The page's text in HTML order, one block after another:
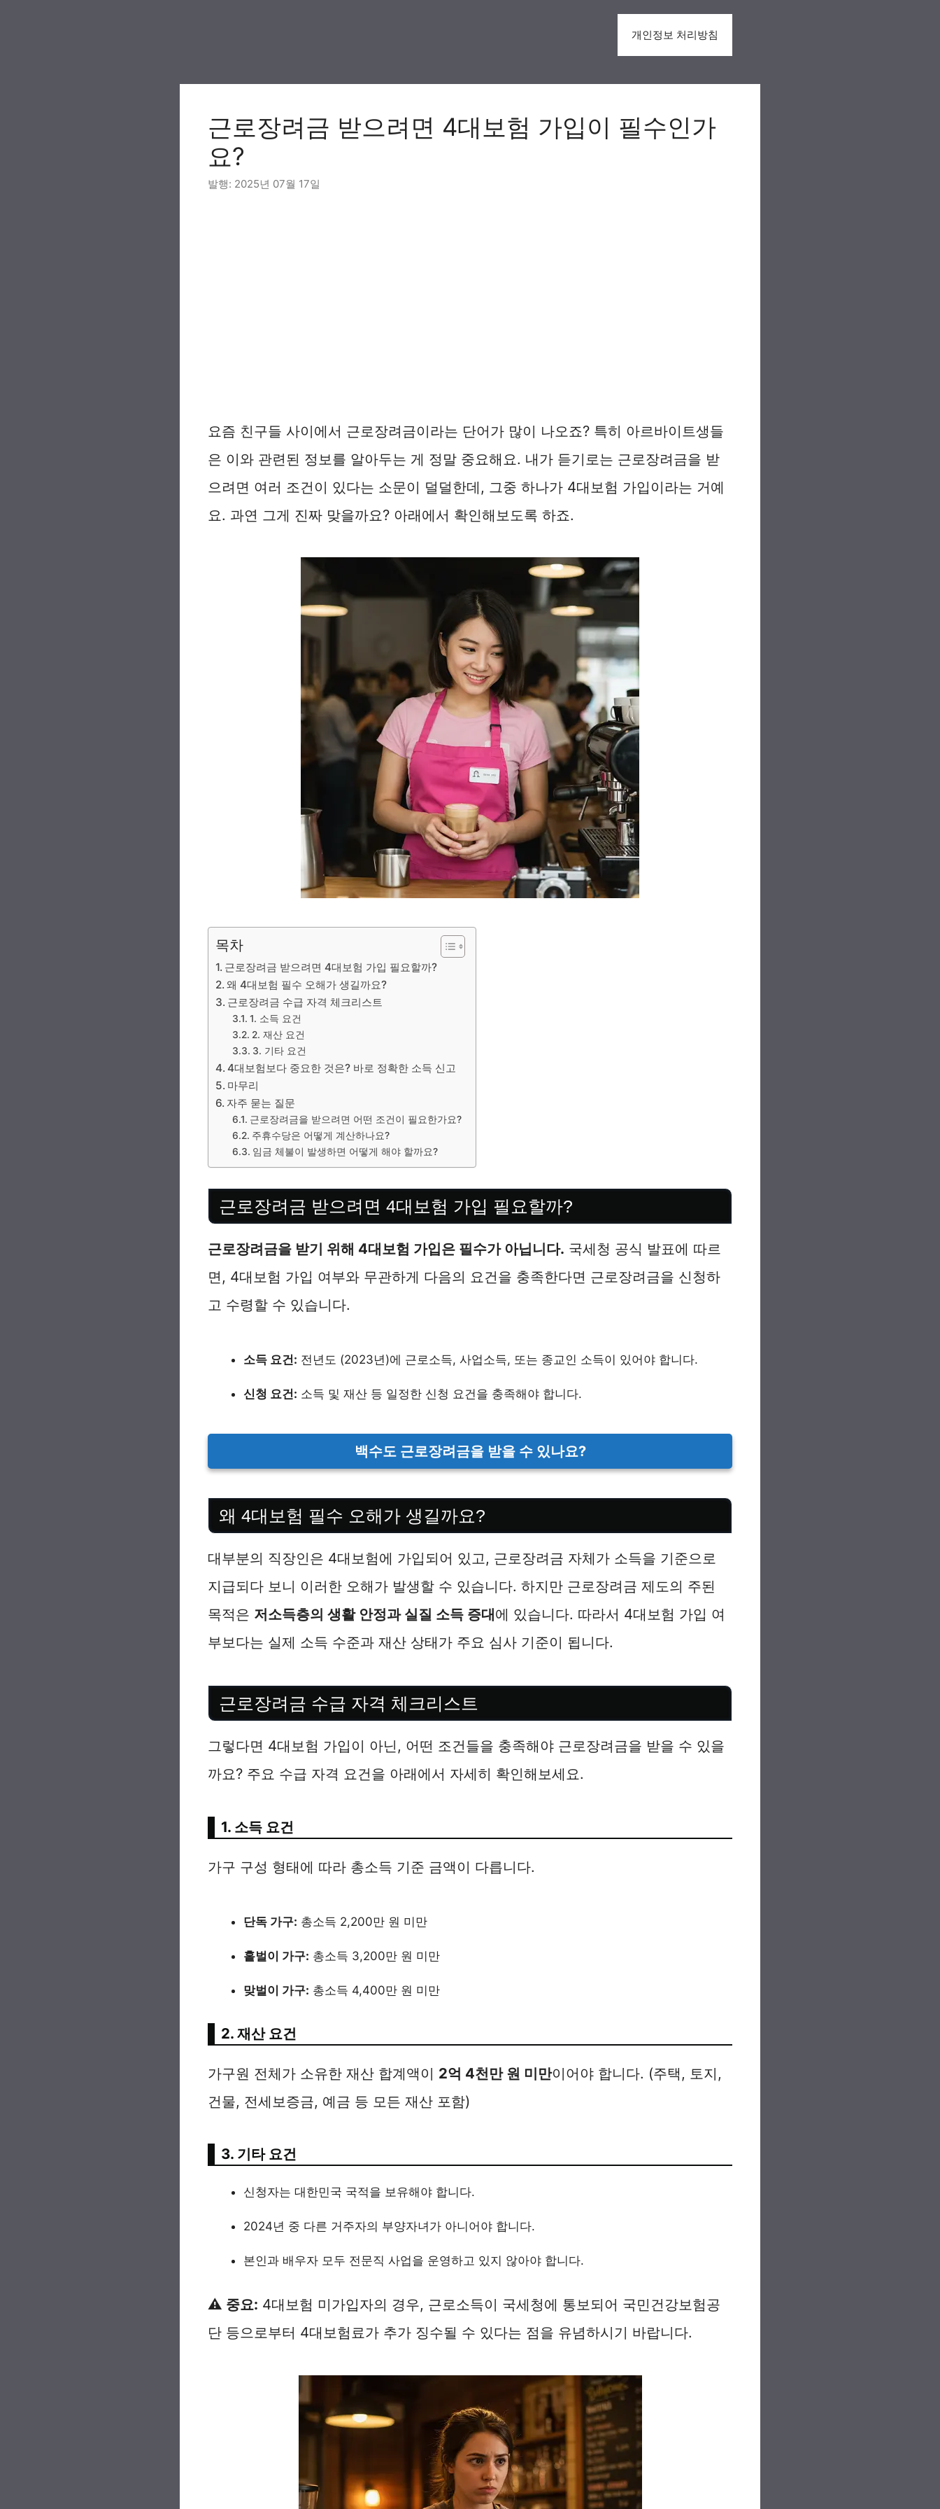
개인정보 처리방침
근로장려금 받으려면 4대보험 가입이 필수인가
요?
2025년 07월 17일
요즘 친구들 사이에서 근로장려금이라는 단어가 많이 나오죠? 특히 아르바이트생들
은 이와 관련된 정보를 알아두는 게 정말 중요해요. 내가 듣기로는 근로장려금을 받
으려면 여러 조건이 있다는 소문이 덜덜한데, 그중 하나가 4대보험 가입이라는 거예
요. 과연 그게 진짜 맞을까요? 아래에서 확인해보도록 하죠.
목차
근로장려금 받으려면 4대보험 가입 필요할까?
왜 4대보험 필수 오해가 생길까요?
근로장려금 수급 자격 체크리스트
1. 소득 요건
2. 재산 요건
3. 기타 요건
4대보험보다 중요한 것은? 바로 정확한 소득 신고
마무리
자주 묻는 질문
근로장려금을 받으려면 어떤 조건이 필요한가요?
주휴수당은 어떻게 계산하나요?
임금 체불이 발생하면 어떻게 해야 할까요?
근로장려금 받으려면 4대보험 가입 필요할까?
근로장려금을 받기 위해 4대보험 가입은 필수가 아닙니다. 국세청 공식 발표에 따르
면, 4대보험 가입 여부와 무관하게 다음의 요건을 충족한다면 근로장려금을 신청하
고 수령할 수 있습니다.
소득 요건: 전년도 (2023년)에 근로소득, 사업소득, 또는 종교인 소득이 있어야 합니다.
신청 요건: 소득 및 재산 등 일정한 신청 요건을 충족해야 합니다.
백수도 근로장려금을 받을 수 있나요?
왜 4대보험 필수 오해가 생길까요?
대부분의 직장인은 4대보험에 가입되어 있고, 근로장려금 자체가 소득을 기준으로
지급되다 보니 이러한 오해가 발생할 수 있습니다. 하지만 근로장려금 제도의 주된
목적은 저소득층의 생활 안정과 실질 소득 증대에 있습니다. 따라서 4대보험 가입 여
부보다는 실제 소득 수준과 재산 상태가 주요 심사 기준이 됩니다.
근로장려금 수급 자격 체크리스트
그렇다면 4대보험 가입이 아닌, 어떤 조건들을 충족해야 근로장려금을 받을 수 있을
까요? 주요 수급 자격 요건을 아래에서 자세히 확인해보세요.
1. 소득 요건
가구 구성 형태에 따라 총소득 기준 금액이 다릅니다.
단독 가구: 총소득 2,200만 원 미만
홑벌이 가구: 총소득 3,200만 원 미만
맞벌이 가구: 총소득 4,400만 원 미만
2. 재산 요건
가구원 전체가 소유한 재산 합계액이 2억 4천만 원 미만이어야 합니다. (주택, 토지,
건물, 전세보증금, 예금 등 모든 재산 포함)
3. 기타 요건
신청자는 대한민국 국적을 보유해야 합니다.
2024년 중 다른 거주자의 부양자녀가 아니어야 합니다.
본인과 배우자 모두 전문직 사업을 운영하고 있지 않아야 합니다.
⚠️ 중요: 4대보험 미가입자의 경우, 근로소득이 국세청에 통보되어 국민건강보험공
단 등으로부터 4대보험료가 추가 징수될 수 있다는 점을 유념하시기 바랍니다.